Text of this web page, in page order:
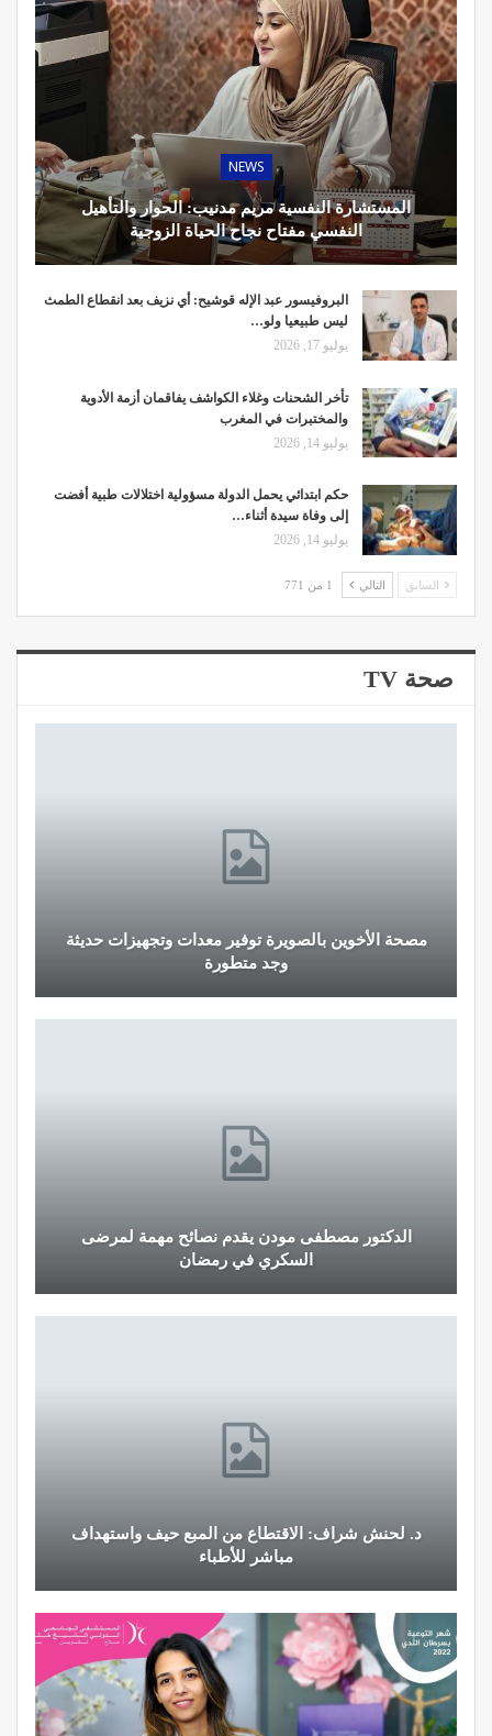
NEWS
المستشارة النفسية مريم مدنيب: الحوار والتأهيل
النفسي مفتاح نجاح الحياة الزوجية
البروفيسور عبد الإله قوشيح: أي نزيف بعد انقطاع الطمث
ليس طبيعيا ولو…
يوليو 17, 2026
تأخر الشحنات وغلاء الكواشف يفاقمان أزمة الأدوية
والمختبرات في المغرب
يوليو 14, 2026
حكم ابتدائي يحمل الدولة مسؤولية اختلالات طبية أفضت
إلى وفاة سيدة أثناء…
يوليو 14, 2026
السابق التالي 1 من 771
صحة TV
قرار جديد يعيد تنظيم تعويضات الحراسة والمداومة
لمهنيي الصحة
نصائح وإرشادات صحية هامة للحفاظ على التوازن
الغذائي خلال شهر…
النظام الغذائي والصحة: دور التغذية في تعزيز الصحة
العامة